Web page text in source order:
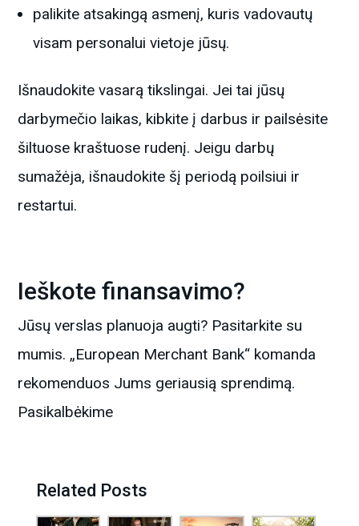
palikite atsakingą asmenį, kuris vadovautų
visam personalui vietoje jūsų.
Išnaudokite vasarą tikslingai. Jei tai jūsų
darbymečio laikas, kibkite į darbus ir pailsėsite
šiltuose kraštuose rudenį. Jeigu darbų
sumažėja, išnaudokite šį periodą poilsiui ir
restartui.
Ieškote finansavimo?
Jūsų verslas planuoja augti? Pasitarkite su
mumis. „European Merchant Bank“ komanda
rekomenduos Jums geriausią sprendimą.
Pasikalbėkime
Related Posts